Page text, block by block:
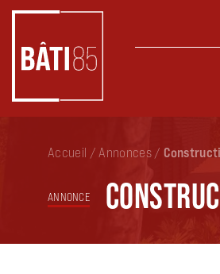
Accueil /Annonces /
ANNONCE